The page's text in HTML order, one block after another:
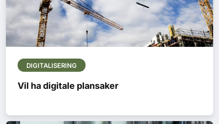
DIGITALISERING
Vil ha digitale plansaker